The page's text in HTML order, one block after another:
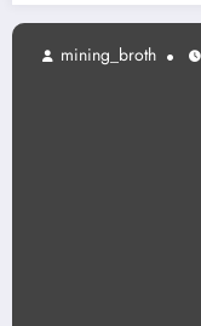
mining_broth